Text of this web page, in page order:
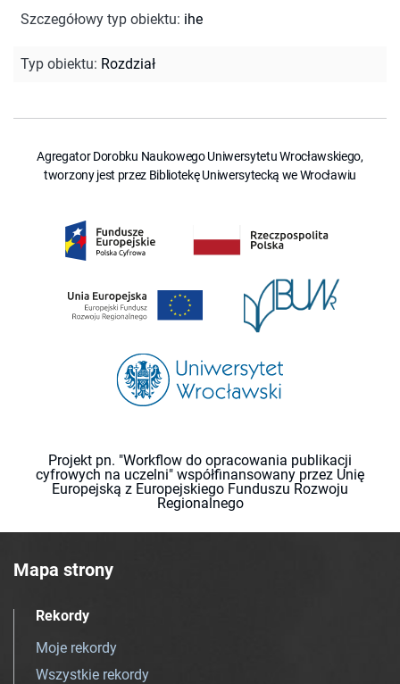
Szczegółowy typ obiektu: ihe
Typ obiektu: Rozdział
Agregator Dorobku Naukowego Uniwersytetu Wrocławskiego,
tworzony jest przez Bibliotekę Uniwersytecką we Wrocławiu
Projekt pn. "Workflow do opracowania publikacji
cyfrowych na uczelni" współfinansowany przez Unię
Europejską z Europejskiego Funduszu Rozwoju
Regionalnego
Mapa strony
Rekordy
Moje rekordy
Wszystkie rekordy